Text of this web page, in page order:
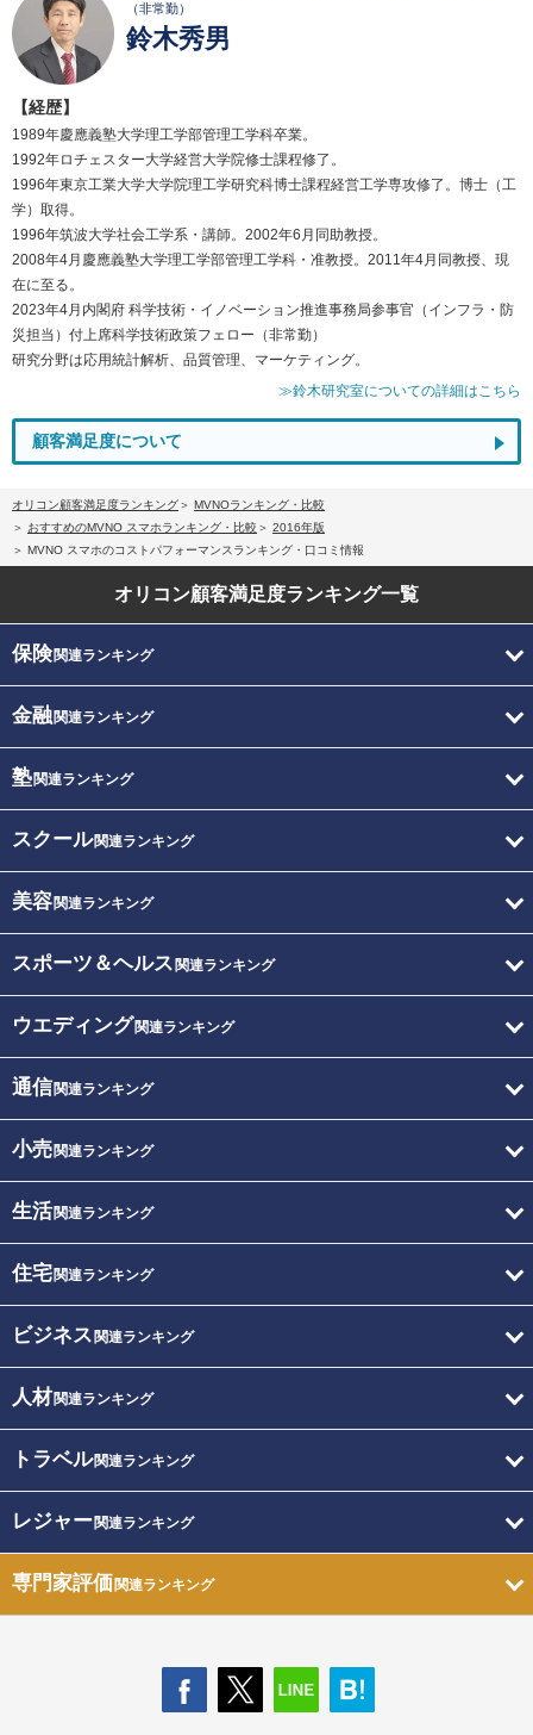
（非常勤）
鈴木秀男
【経歴】
1989年慶應義塾大学理工学部管理工学科卒業。
1992年ロチェスター大学経営大学院修士課程修了。
1996年東京工業大学大学院理工学研究科博士課程経営工学専攻修了。博士（工
学）取得。
1996年筑波大学社会工学系・講師。2002年6月同助教授。
2008年4月慶應義塾大学理工学部管理工学科・准教授。2011年4月同教授、現
在に至る。
2023年4月内閣府 科学技術・イノベーション推進事務局参事官（インフラ・防
災担当）付上席科学技術政策フェロー（非常勤）
研究分野は応用統計解析、品質管理、マーケティング。
≫鈴木研究室についての詳細はこちら
顧客満足度について
オリコン顧客満足度ランキング
MVNOランキング・比較
おすすめのMVNO スマホランキング・比較
2016年版
MVNO スマホのコストパフォーマンスランキング・口コミ情報
オリコン顧客満足度ランキング一覧
保険関連ランキング
金融関連ランキング
塾関連ランキング
スクール関連ランキング
美容関連ランキング
スポーツ＆ヘルス 関連ランキング
ウエディング関連ランキング
通信関連ランキング
小売関連ランキング
生活関連ランキング
住宅関連ランキング
ビジネス 関連ランキング
人材関連ランキング
トラベル関連ランキング
レジャー関連ランキング
専門家評価関連ランキング